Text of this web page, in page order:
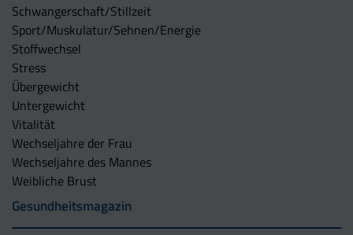
Schwangerschaft/Stillzeit
Sport/Muskulatur/Sehnen/Energie
Stoffwechsel
Stress
Übergewicht
Untergewicht
Vitalität
Wechseljahre der Frau
Wechseljahre des Mannes
Weibliche Brust
Gesundheitsmagazin